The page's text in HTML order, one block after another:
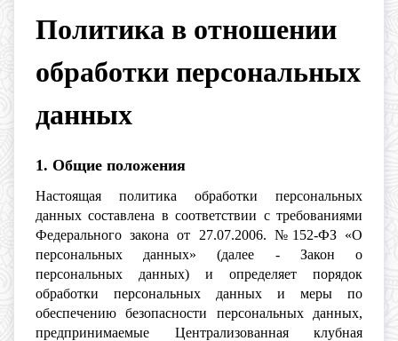
Политика в отношении
обработки персональных
данных
1. Общие положения
Настоящая политика обработки персональных
данных составлена в соответствии с требованиями
Федерального закона от 27.07.2006. №152-ФЗ «О
персональных данных» (далее - Закон о
персональных данных) и определяет порядок
обработки персональных данных и меры по
обеспечению безопасности персональных данных,
предпринимаемые Централизованная клубная